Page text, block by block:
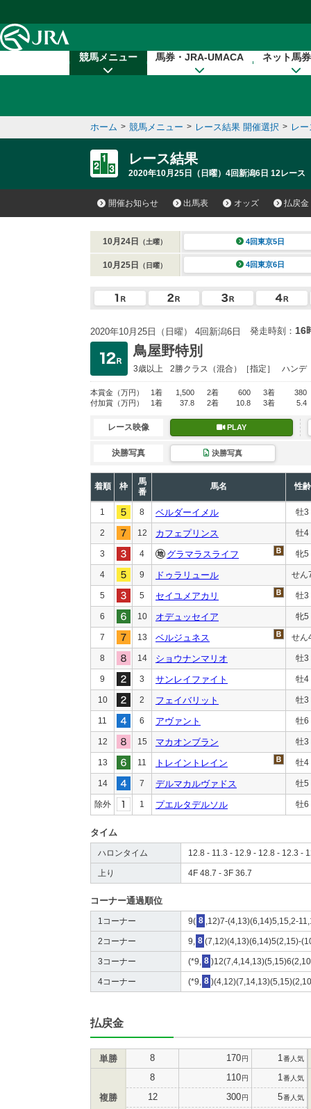
競馬メニュー 馬券・JRA-UMACA ネット馬
ホーム > 競馬メニュー > レース結果 開催選択 > レ
レース結果
2020年10月25日（日曜）4回新潟6日 12レース
開催お知らせ 出馬表 オッズ 払戻金
10月24日 （土曜） 4回東京5日
10月25日 （日曜） 4回東京6日
2020年10月25日（日曜） 4回新潟6日 発走時刻： 16
鳥屋野特別
3歳以上 2勝クラス （混合）［指定］ ハンデ
本賞金 （万円） 1着 1,500 2着 600 3着
380
付加賞 （万円） 1着 37.8 2着 10.8 3着 5.4
レース映像 PLAY
決勝写真 決勝写真
着順 枠
馬
番
馬名 性齢
1 8 ベルダーイメル 牡3
2 12 カフェプリンス 牡4
3 4 グラマラスライフ 牝5
4 9 ドゥラリュール せん
5 5 セイユメアカリ 牡3
6 10 オデュッセイア 牝5
7 13 ベルジュネス せん
8 14 ショウナンマリオ 牡3
9 3 サンレイファイト 牡4
10 2 フェイバリット 牡3
11 6 アヴァント 牡6
12 15 マカオンブラン 牡3
13 11 トレイントレイン 牡4
14 7 デルマカルヴァドス 牡5
除外 1 プエルタデルソル 牡6
タイム
ハロンタイム 12.8 - 11.3 - 12.9 - 12.8 - 12.3 -
上り 4F 48.7 - 3F 36.7
コーナー通過順位
1コーナー 9( 8 ,12)7-(4,13)(6,14)5,15,2-
2コーナー 9, 8 (7,12)(4,13)(6,14)5(2,15)-
3コーナー (*9, 8
4コーナー (*9, 8
払戻金
単勝 8 170円 1 番人気
複勝
8 110円 1 番人気
12 300円 5番人気